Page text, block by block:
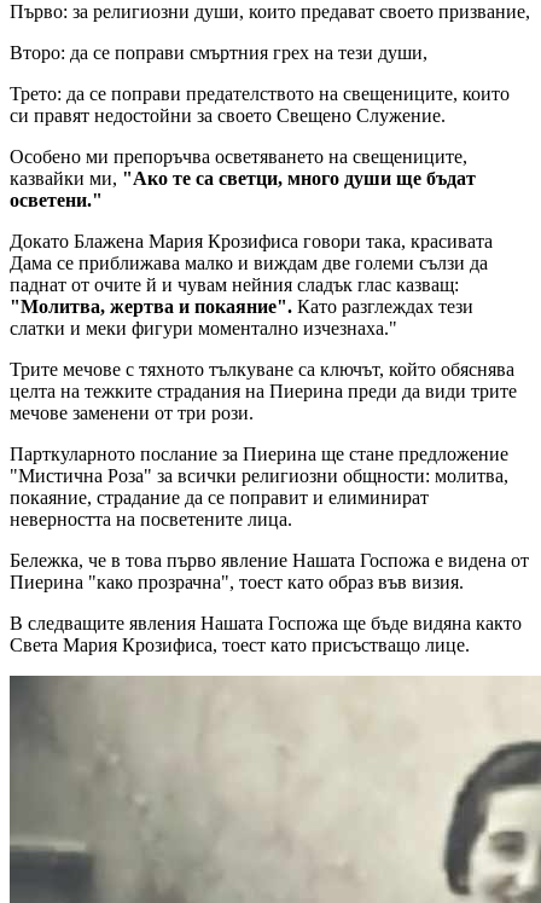
Първо: за религиозни души, които предават своето призвание,
Второ: да се поправи смъртния грех на тези души,
Трето: да се поправи предателството на свещениците, които
си правят недостойни за своето Свещено Служение.
Особено ми препоръчва осветяването на свещениците,
казвайки ми, "Ако те са светци, много души ще бъдат
осветени."
Докато Блажена Мария Крозифиса говори така, красивата
Дама се приближава малко и виждам две големи сълзи да
паднат от очите й и чувам нейния сладък глас казващ:
"Молитва, жертва и покаяние". Като разглеждах тези
слатки и меки фигури моментално изчезнаха."
Трите мечове с тяхното тълкуване са ключът, който обяснява
целта на тежките страдания на Пиерина преди да види трите
мечове заменени от три рози.
Парткуларното послание за Пиерина ще стане предложение
"Мистична Роза" за всички религиозни общности: молитва,
покаяние, страдание да се поправит и елиминират
неверността на посветените лица.
Бележка, че в това първо явление Нашата Госпожа е видена от
Пиерина "како прозрачна", тоест като образ във визия.
В следващите явления Нашата Госпожа ще бъде видяна както
Света Мария Крозифиса, тоест като присъстващо лице.